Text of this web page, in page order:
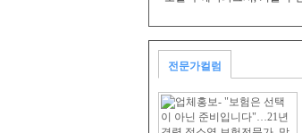
전문가컬럼